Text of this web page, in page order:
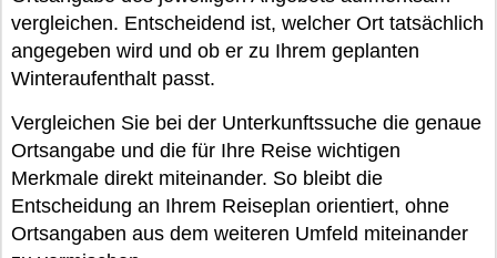
vergleichen. Entscheidend ist, welcher Ort tatsächlich
angegeben wird und ob er zu Ihrem geplanten
Winteraufenthalt passt.
Vergleichen Sie bei der Unterkunftssuche die genaue
Ortsangabe und die für Ihre Reise wichtigen
Merkmale direkt miteinander. So bleibt die
Entscheidung an Ihrem Reiseplan orientiert, ohne
Ortsangaben aus dem weiteren Umfeld miteinander